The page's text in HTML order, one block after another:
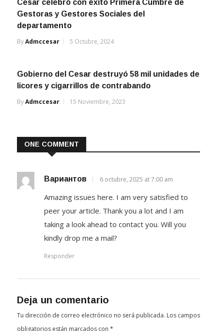
Cesar celebró con éxito Primera Cumbre de
Gestoras y Gestores Sociales del
departamento
ByAdmccesar 5 Octubre, 2024
Gobierno del Cesar destruyó 58 mil unidades de
licores y cigarrillos de contrabando
ByAdmccesar 15 Noviembre, 2023
ONE COMMENT
Вариантов 6 octubre, 2025 at 7:00 am
Amazing issues here. I am very satisfied to
peer your article. Thank you a lot and I am
taking a look ahead to contact you. Will you
kindly drop me a mail?
Responder
Deja un comentario
Tu dirección de correo electrónico no será publicada. Los campos
obligatorios están marcados con *